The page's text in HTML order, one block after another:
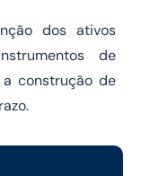
dos ativos
de
construção de